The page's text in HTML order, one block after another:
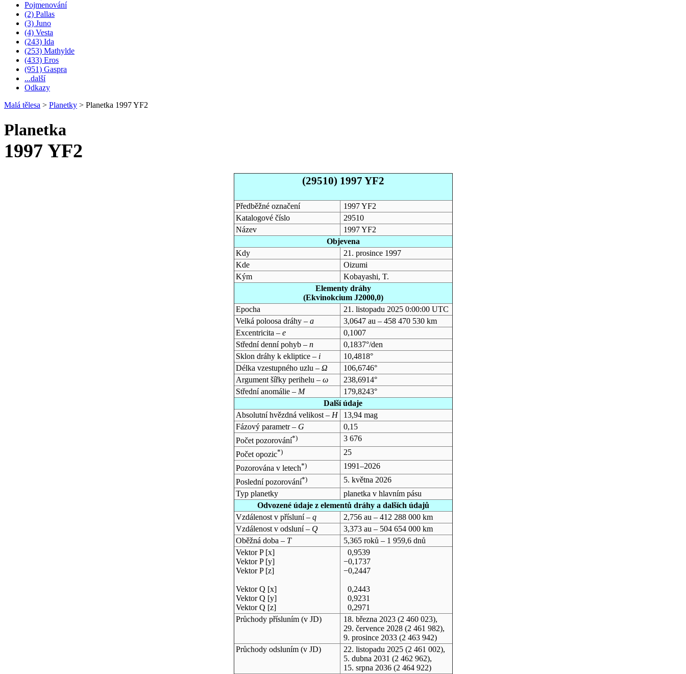
Pojmenování
(2) Pallas
(3) Juno
(4) Vesta
(243) Ida
(253) Mathylde
(433) Eros
(951) Gaspra
...další
Odkazy
Malá tělesa > Planetky > Planetka 1997 YF2
Planetka
1997 YF2
(29510) 1997 YF2
Předběžné označení
1997 YF2
Katalogové číslo
29510
Název
1997 YF2
Objevena
Kdy
21. prosince 1997
Kde
Oizumi
Kým
Kobayashi, T.
Elementy dráhy
(Ekvinokcium J2000,0)
Epocha
21. listopadu 2025 0:00:00 UTC
Velká poloosa dráhy – a
3,0647 au – 458 470 530 km
Excentricita – e
0,1007
Střední denní pohyb – n
0,1837°/den
Sklon dráhy k ekliptice – i
10,4818°
Délka vzestupného uzlu – Ω
106,6746°
Argument šířky perihelu – ω
238,6914°
Střední anomálie – M
179,8243°
Další údaje
Absolutní hvězdná velikost – H
13,94 mag
Fázový parametr – G
0,15
Počet pozorování*)
3 676
Počet opozic*)
25
Pozorována v letech*)
1991–2026
Poslední pozorování*)
5. května 2026
Typ planetky
planetka v hlavním pásu
Odvozené údaje z elementů dráhy a dalších údajů
Vzdálenost v přísluní – q
2,756 au – 412 288 000 km
Vzdálenost v odsluní – Q
3,373 au – 504 654 000 km
Oběžná doba – T
5,365 roků – 1 959,6 dnů
Vektor P [x]
Vektor P [y]
Vektor P [z]
Vektor Q [x]
Vektor Q [y]
Vektor Q [z]
0,9539
−0,1737
−0,2447
0,2443
0,9231
0,2971
Průchody přísluním (v JD) 18. března 2023(2 460 023),
29. července 2028(2 461 982),
9. prosince 2033(2 463 942)
Průchody odsluním (v JD) 22. listopadu 2025(2 461 002),
5. dubna 2031 (2 462 962),
15. srpna 2036(2 464 922)